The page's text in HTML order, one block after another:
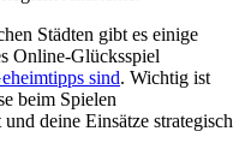
Städten gibt es einige
Online-Glücksspiel
sind. Wichtig ist
beim Spielen
deine Einsätze strategisch